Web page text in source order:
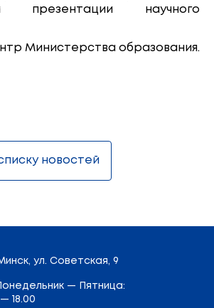
научного
Министерства образования.
новостей
ул. Советская, 9
— Пятница:
18.00